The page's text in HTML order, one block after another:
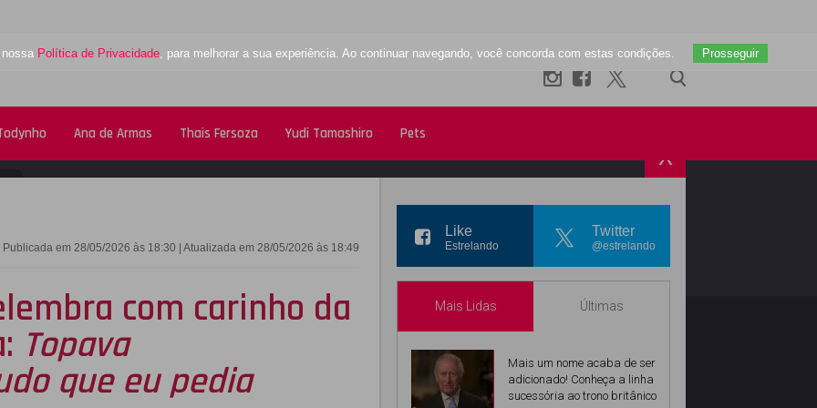
Política de Privacidade, para melhorar a sua experiência. Ao continuar navegando, você concorda com estas condições. Prosseguir
Ana de Armas Thais Fersoza Yudi Tamashiro Pets
X
Publicada em 28/05/2026 às 18:30 | Atualizada em 28/05/2026 às 18:49
com carinho da
Topava
que eu pedia
Like
Estrelando
Twitter
@estrelando
Mais Lidas Últimas
Mais um nome acaba de ser
adicionado! Conheça a linha
sucessória ao trono britânico
INSTAGRAM